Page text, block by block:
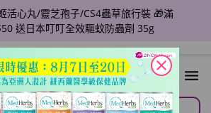
🎁滿$2980 即享95折+免費任選草
姬產品x1盒
close